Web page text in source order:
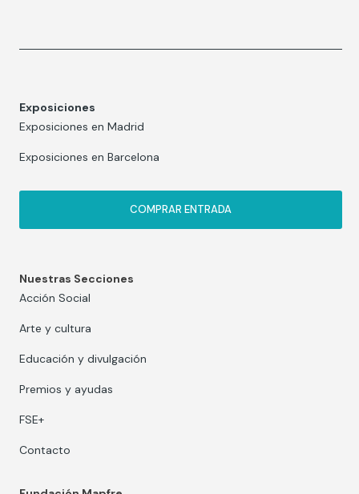
Exposiciones
Exposiciones en Madrid
Exposiciones en Barcelona
COMPRAR ENTRADA
Nuestras Secciones
Acción Social
Arte y cultura
Educación y divulgación
Premios y ayudas
FSE+
Contacto